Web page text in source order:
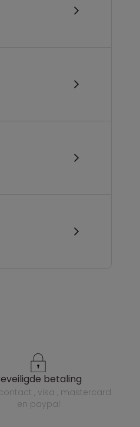
beveiligde betaling
en paypal